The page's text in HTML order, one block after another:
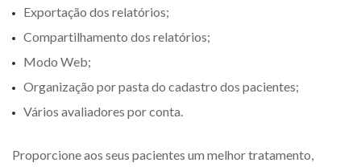
Exportação dos relatórios;
Compartilhamento dos relatórios;
Modo Web;
Organização por pasta do cadastro dos pacientes;
Vários avaliadores por conta.
Proporcione aos seus pacientes um melhor tratamento,